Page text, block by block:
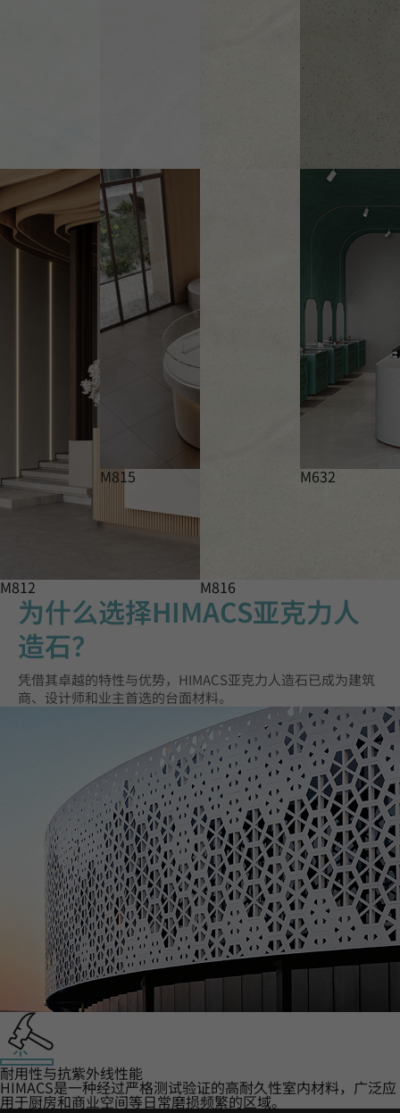
M812
M815
M816
M632
为什么选择HIMACS亚克力人
造石？
凭借其卓越的特性与优势，HIMACS亚克力人造石已成为建筑
商、设计师和业主首选的台面材料。
耐用性与抗紫外线性能
HIMACS是一种经过严格测试验证的高耐久性室内材料，广泛应
用于厨房和商业空间等日常磨损频繁的区域。